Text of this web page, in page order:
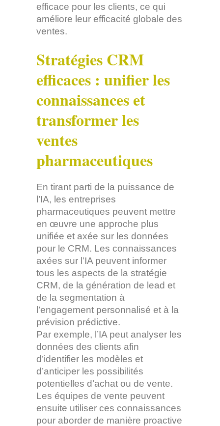
efficace pour les clients, ce qui
améliore leur efficacité globale des
ventes.
Stratégies CRM
efficaces : unifier les
connaissances et
transformer les
ventes
pharmaceutiques
En tirant parti de la puissance de
l’IA, les entreprises
pharmaceutiques peuvent mettre
en œuvre une approche plus
unifiée et axée sur les données
pour le CRM. Les connaissances
axées sur l’IA peuvent informer
tous les aspects de la stratégie
CRM, de la génération de lead et
de la segmentation à
l’engagement personnalisé et à la
prévision prédictive.
Par exemple, l’IA peut analyser les
données des clients afin
d’identifier les modèles et
d’anticiper les possibilités
potentielles d’achat ou de vente.
Les équipes de vente peuvent
ensuite utiliser ces connaissances
pour aborder de manière proactive